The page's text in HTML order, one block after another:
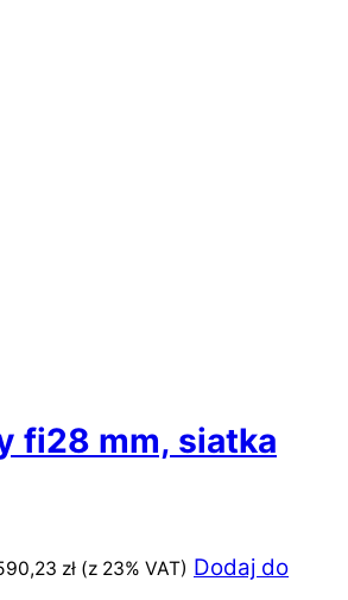
fi28 mm, siatka
zł (z 23% VAT) Dodaj do